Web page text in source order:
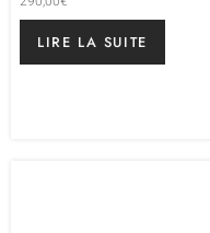
LIRE LA SUITE